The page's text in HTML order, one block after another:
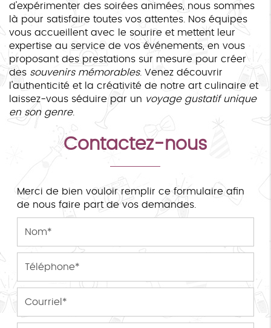
d'expérimenter des soirées animées, nous sommes
là pour satisfaire toutes vos attentes. Nos équipes
vous accueillent avec le sourire et mettent leur
expertise au service de vos événements, en vous
proposant des prestations sur mesure pour créer
des souvenirs mémorables. Venez découvrir
l'authenticité et la créativité de notre art culinaire et
laissez-vous séduire par un voyage gustatif unique
en son genre.
Contactez-nous
Merci de bien vouloir remplir ce formulaire afin
de nous faire part de vos demandes.